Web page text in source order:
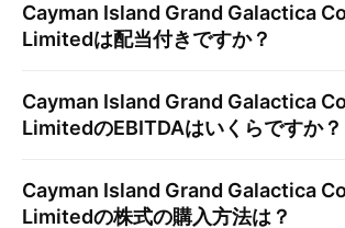
Cayman Island Grand Galactica
Limitedは配当付きですか？
Cayman Island Grand Galactica
LimitedのEBITDAはいくらですか？
Cayman Island Grand Galactica
Limitedの株式の購入方法は？